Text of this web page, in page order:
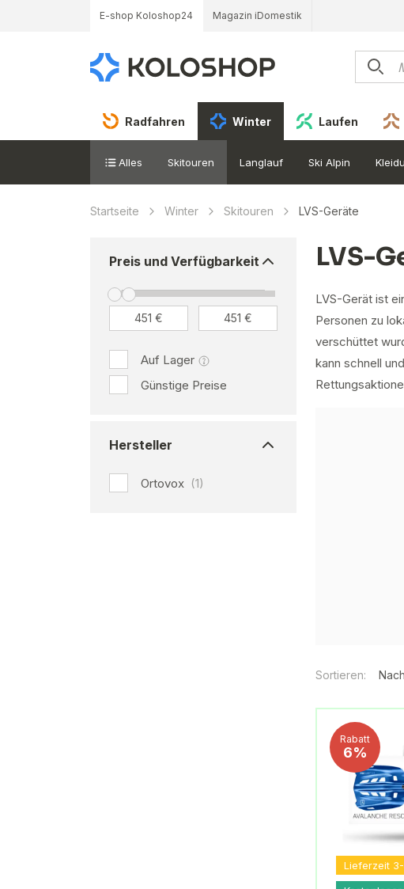
E-shop Koloshop24 Magazin iDomestik
Radfahren Winter Laufen
Alles Skitouren Langlauf Ski Alpin
Startseite Winter Skitouren LVS-Geräte
Preis und Verfügbarkeit
Auf Lager
Günstige Preise
Hersteller
Ortovox (1)
LVS-
LVS-Gerät ist
Personen zu
verschüttet
kann schnell
Sortieren:
Rabatt
6%
Lieferzeit